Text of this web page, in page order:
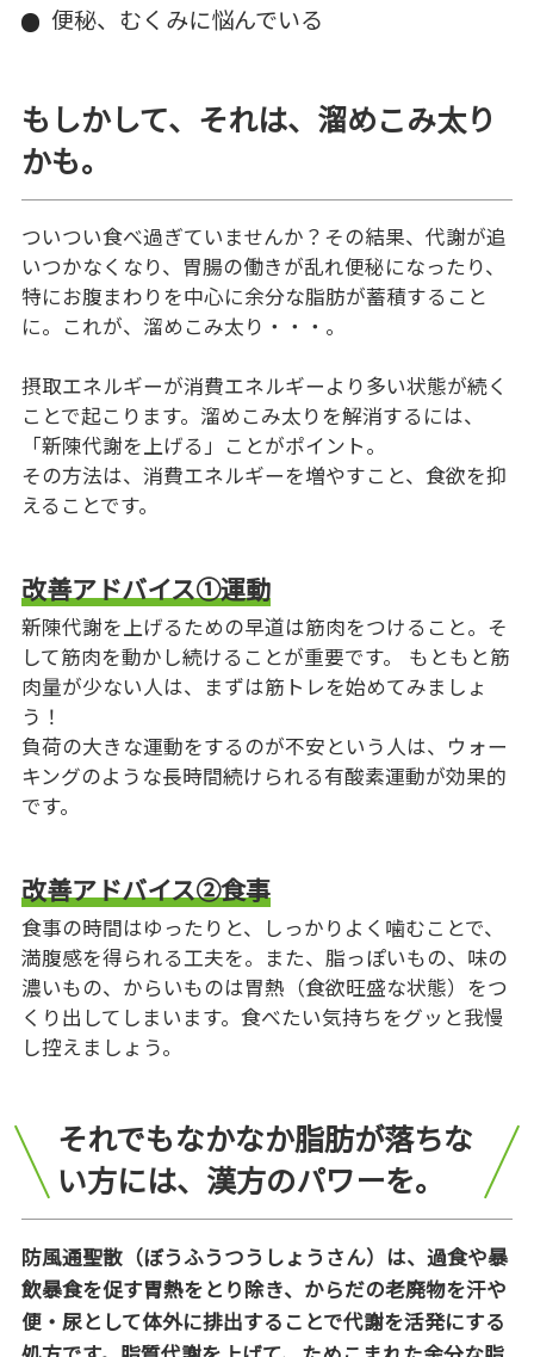
便秘、むくみに悩んでいる
もしかして、それは、溜めこみ太り
かも。
ついつい食べ過ぎていませんか？その結果、代謝が追
いつかなくなり、胃腸の働きが乱れ便秘になったり、
特にお腹まわりを中心に余分な脂肪が蓄積すること
に。これが、溜めこみ太り・・・。
摂取エネルギーが消費エネルギーより多い状態が続く
ことで起こります。溜めこみ太りを解消するには、
「新陳代謝を上げる」ことがポイント。
その方法は、消費エネルギーを増やすこと、食欲を抑
えることです。
改善アドバイス①運動
新陳代謝を上げるための早道は筋肉をつけること。そ
して筋肉を動かし続けることが重要です。 もともと筋
肉量が少ない人は、まずは筋トレを始めてみましょ
う！
負荷の大きな運動をするのが不安という人は、ウォー
キングのような長時間続けられる有酸素運動が効果的
です。
改善アドバイス②食事
食事の時間はゆったりと、しっかりよく噛むことで、
満腹感を得られる工夫を。また、脂っぽいもの、味の
濃いもの、からいものは胃熱（食欲旺盛な状態）をつ
くり出してしまいます。食べたい気持ちをグッと我慢
し控えましょう。
それでもなかなか脂肪が落ちな
い方には、漢方のパワーを。
防風通聖散（ぼうふうつうしょうさん）は、過食や暴
飲暴食を促す胃熱をとり除き、からだの老廃物を汗や
便・尿として体外に排出することで代謝を活発にする